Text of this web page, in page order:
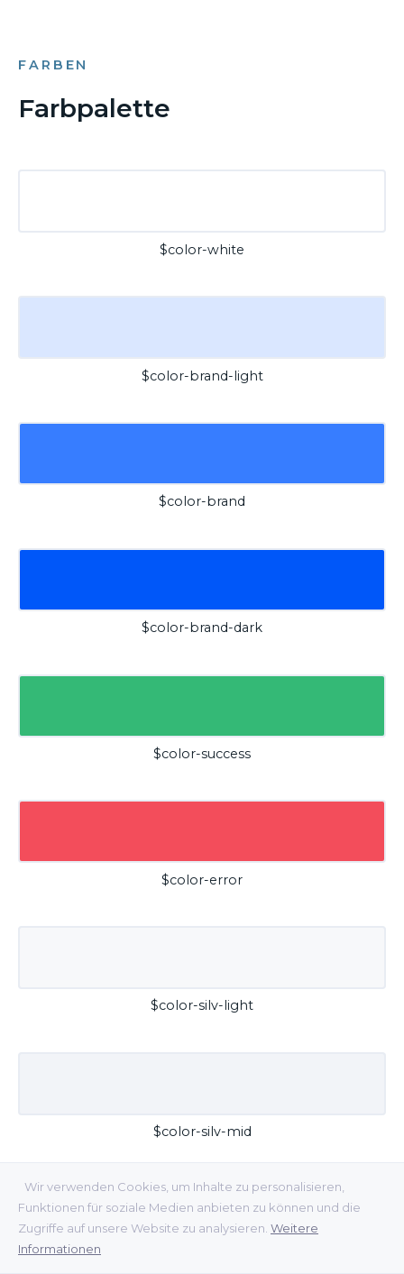
Wir verwenden Cookies, um Inhalte zu personalisieren,
Funktionen für soziale Medien anbieten zu können und die
Zugriffe auf unsere Website zu analysieren. Weitere
Informationen
FARBEN
Farbpalette
$color-white
$color-brand-light
$color-brand
$color-brand-dark
$color-success
$color-error
$color-silv-light
$color-silv-mid